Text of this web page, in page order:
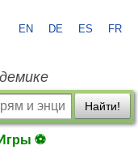
EN DE ES FR
Найти!
Игры ⚽